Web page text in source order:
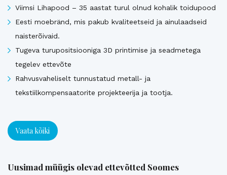
Viimsi Lihapood – 35 aastat turul olnud kohalik toidupood
Eesti moebränd, mis pakub kvaliteetseid ja ainulaadseid
naisterõivaid.
Tugeva turupositsiooniga 3D printimise ja seadmetega
tegelev ettevõte
Rahvusvaheliselt tunnustatud metall- ja
tekstiilkompensaatorite projekteerija ja tootja.
Vaata kõiki
Uusimad müügis olevad ettevõtted Soomes